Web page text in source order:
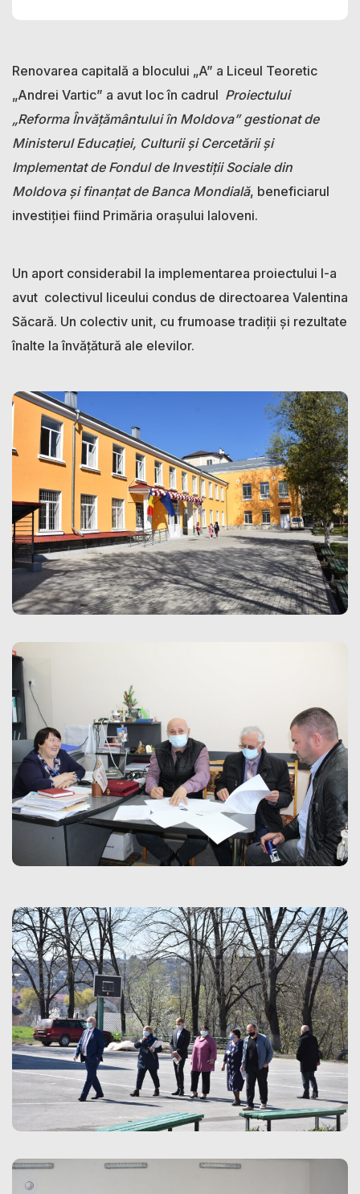
Renovarea capitală a blocului „A” a Liceul Teoretic
„Andrei Vartic” a avut loc în cadrul Proiectului
„Reforma Învățământului în Moldova” gestionat de
Ministerul Educației, Culturii și Cercetării și
Implementat de Fondul de Investiții Sociale din
Moldova și finanțat de Banca Mondială, beneficiarul
investiției fiind Primăria orașului Ialoveni.
Un aport considerabil la implementarea proiectului l-a
avut colectivul liceului condus de directoarea Valentina
Săcară. Un colectiv unit, cu frumoase tradiții și rezultate
înalte la învățătură ale elevilor.